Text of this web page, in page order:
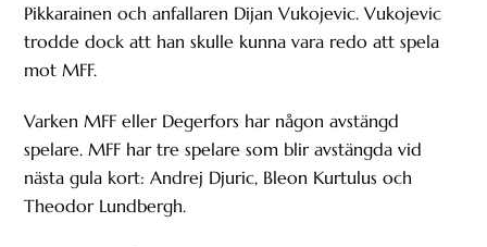
Pikkarainen och anfallaren Dijan Vukojevic. Vukojevic
trodde dock att han skulle kunna vara redo att spela
mot MFF.
Varken MFF eller Degerfors har någon avstängd
spelare. MFF har tre spelare som blir avstängda vid
nästa gula kort: Andrej Djuric, Bleon Kurtulus och
Theodor Lundbergh.